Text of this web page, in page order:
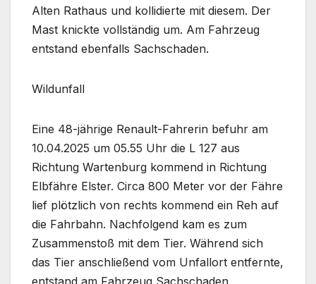
Alten Rathaus und kollidierte mit diesem. Der
Mast knickte vollständig um. Am Fahrzeug
entstand ebenfalls Sachschaden.
Wildunfall
Eine 48-jährige Renault-Fahrerin befuhr am
10.04.2025 um 05.55 Uhr die L 127 aus
Richtung Wartenburg kommend in Richtung
Elbfähre Elster. Circa 800 Meter vor der Fähre
lief plötzlich von rechts kommend ein Reh auf
die Fahrbahn. Nachfolgend kam es zum
Zusammenstoß mit dem Tier. Während sich
das Tier anschließend vom Unfallort entfernte,